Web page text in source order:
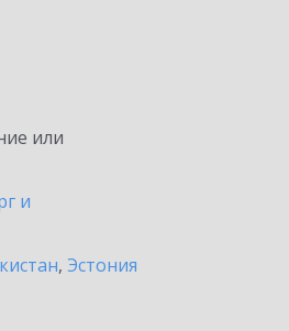
или
и
, Эстония